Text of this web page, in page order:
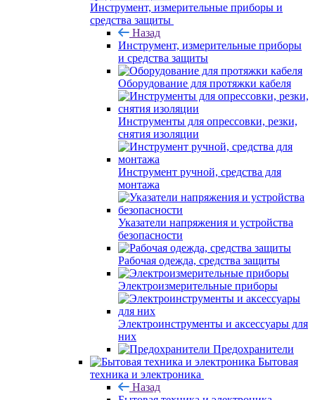
Инструмент, измерительные приборы и
средства защиты
Назад
Инструмент, измерительные приборы
и средства защиты
Оборудование для протяжки кабеля
Инструменты для опрессовки, резки,
снятия изоляции
Инструмент ручной, средства для
монтажа
Указатели напряжения и устройства
безопасности
Рабочая одежда, средства защиты
Электроизмерительные приборы
Электроинструменты и аксессуары для
них
Предохранители
Бытовая
техника и электроника
Назад